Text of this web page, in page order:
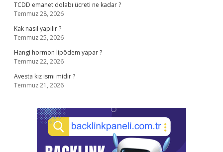
TCDD emanet dolabı ücreti ne kadar ?
Temmuz 28, 2026
Kak nasıl yapılır ?
Temmuz 25, 2026
Hangi hormon lipödem yapar ?
Temmuz 22, 2026
Avesta kız ismi midir ?
Temmuz 21, 2026